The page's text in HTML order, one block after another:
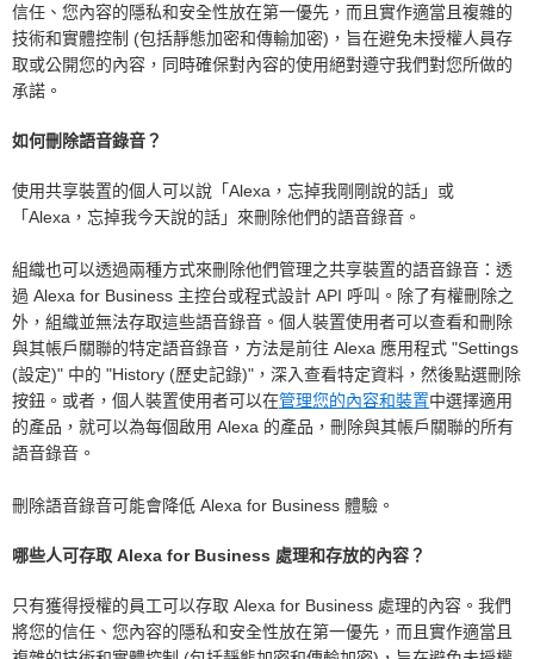
信任、您內容的隱私和安全性放在第一優先，而且實作適當且複雜的
技術和實體控制 (包括靜態加密和傳輸加密)，旨在避免未授權人員存
取或公開您的內容，同時確保對內容的使用絕對遵守我們對您所做的
承諾。
如何刪除語音錄音？
使用共享裝置的個人可以說「Alexa，忘掉我剛剛說的話」或
「Alexa，忘掉我今天說的話」來刪除他們的語音錄音。
組織也可以透過兩種方式來刪除他們管理之共享裝置的語音錄音：透
過 Alexa for Business 主控台或程式設計 API 呼叫。除了有權刪除之
外，組織並無法存取這些語音錄音。個人裝置使用者可以查看和刪除
與其帳戶關聯的特定語音錄音，方法是前往 Alexa 應用程式 "Settings
(設定)" 中的 "History (歷史記錄)"，深入查看特定資料，然後點選刪除
按鈕。或者，個人裝置使用者可以在管理您的內容和裝置中選擇適用
的產品，就可以為每個啟用 Alexa 的產品，刪除與其帳戶關聯的所有
語音錄音。
刪除語音錄音可能會降低 Alexa for Business 體驗。
哪些人可存取 Alexa for Business 處理和存放的內容？
只有獲得授權的員工可以存取 Alexa for Business 處理的內容。我們
將您的信任、您內容的隱私和安全性放在第一優先，而且實作適當且